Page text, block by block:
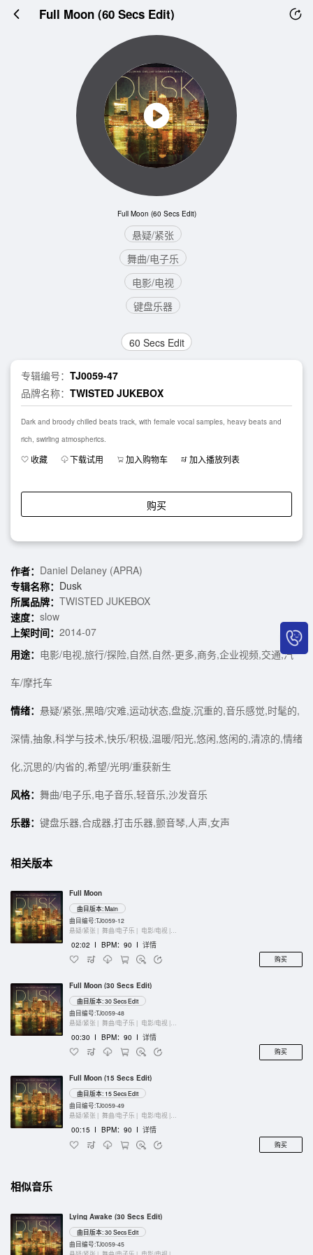
Full Moon (60 Secs Edit)
Full Moon (60 Secs Edit)
悬疑/紧张
舞曲/电子乐
电影/电视
键盘乐器
60 Secs Edit
专辑编号： TJ0059-47
品牌名称： TWISTED JUKEBOX
Dark and broody chilled beats track, with female vocal samples, heavy beats and
rich, swirling atmospherics.
收藏 下载试用 加入购物车 加入播放列表
购买
作者： Daniel Delaney (APRA)
专辑名称： Dusk
所属品牌： TWISTED JUKEBOX
速度： slow
上架时间： 2014-07
用途： 电影/电视,旅行/探险,自然,自然-更多,商务,企业视频,交通,汽
车/摩托车
情绪： 悬疑/紧张,黑暗/灾难,运动状态,盘旋,沉重的,音乐感觉,时髦的,
深情,抽象,科学与技术,快乐/积极,温暖/阳光,悠闲,悠闲的,清凉的,情绪
化,沉思的/内省的,希望/光明/重获新生
风格： 舞曲/电子乐,电子音乐,轻音乐,沙发音乐
乐器： 键盘乐器,合成器,打击乐器,颤音琴,人声,女声
相关版本
Full Moon
曲目版本: Main
曲目编号:TJ0059-12
悬疑/紧张 | 舞曲/电子乐 | 电影/电视 |
02:02 I BPM：90 I 详情
购买
Full Moon (30 Secs Edit)
曲目版本: 30 Secs Edit
曲目编号:TJ0059-48
悬疑/紧张 | 舞曲/电子乐 | 电影/电视 |
00:30 I BPM：90 I 详情
购买
Full Moon (15 Secs Edit)
曲目版本: 15 Secs Edit
曲目编号:TJ0059-49
悬疑/紧张 | 舞曲/电子乐 | 电影/电视 |
00:15 I BPM：90 I 详情
购买
相似音乐
Lying Awake (30 Secs Edit)
曲目版本: 30 Secs Edit
曲目编号:TJ0059-45